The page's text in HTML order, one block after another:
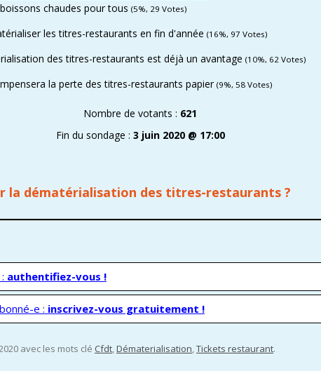
chaudes pour tous (5%, 29 Votes)
les titres-restaurants en fin d'année (16%, 97 Votes)
des titres-restaurants est déjà un avantage (10%, 62 Votes)
la perte des titres-restaurants papier(9%, 58 Votes)
Nombre de votants : 621
Fin du sondage : 3 juin 2020 @ 17:00
la dématérialisation des titres-restaurants ?
authentifiez-vous !
e : inscrivez-vous gratuitement !
avec les mots clé Cfdt,Dématerialisation,Tickets restaurant.